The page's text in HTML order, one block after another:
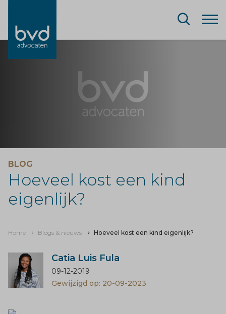
BLOG
Hoeveel kost een kind
eigenlijk?
Home Blogs & nieuws Hoeveel kost een kind eigenlijk?
Catia Luis Fula
09-12-2019
Gewijzigd op: 20-09-2023